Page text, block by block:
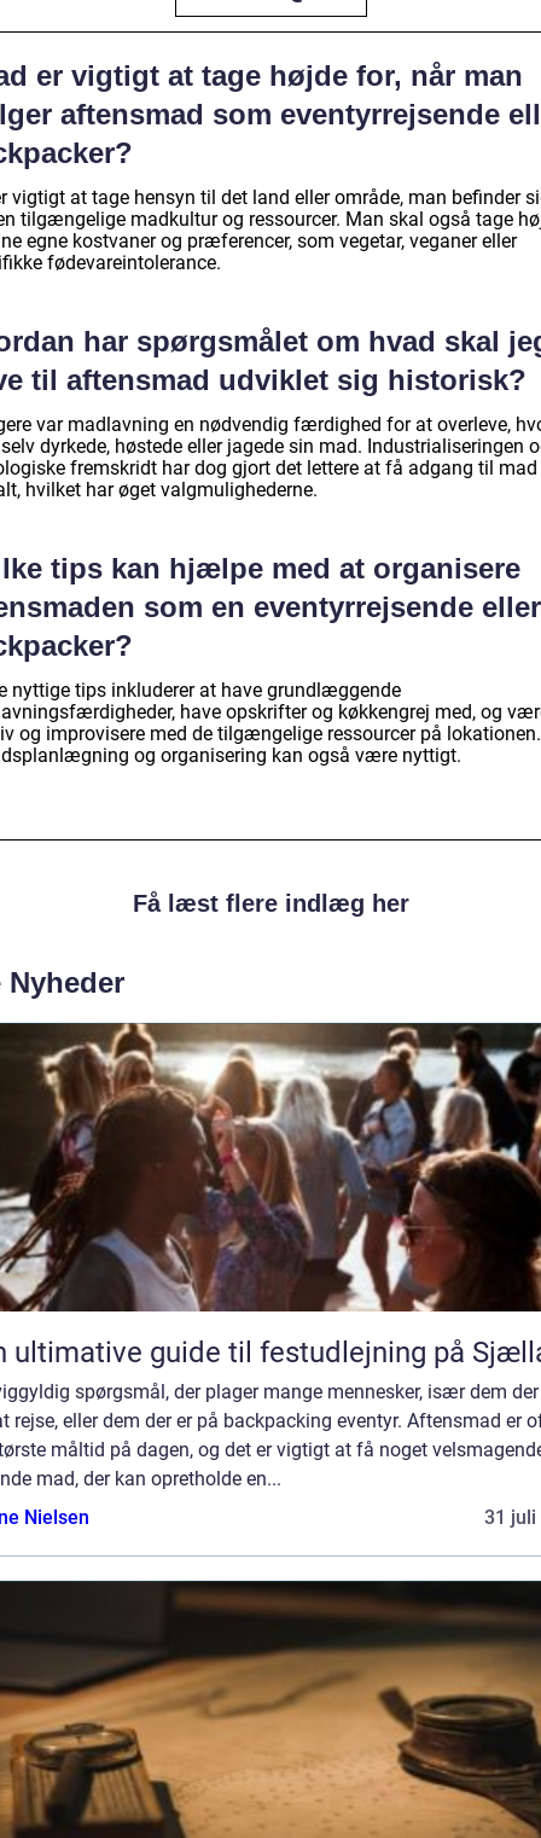
er vigtigt at tage højde for, når man
aftensmad som eventyrrejsende
vigtigt at tage hensyn til det land eller område, man befinder
tilgængelige madkultur og ressourcer. Man skal også tage
egne kostvaner og præferencer, som vegetar, veganer eller
fødevareintolerance.
har spørgsmålet om hvad skal
til aftensmad udviklet sig historisk?
var madlavning en nødvendig færdighed for at overleve,
dyrkede, høstede eller jagede sin mad. Industrialiseringen
fremskridt har dog gjort det lettere at få adgang til mad
hvilket har øget valgmulighederne.
tips kan hjælpe med at organisere
som en eventyrrejsende eller
nyttige tips inkluderer at have grundlæggende
have opskrifter og køkkengrej med, og
og improvisere med de tilgængelige ressourcer på lokationen.
og organisering kan også være nyttigt.
Få læst flere indlæg her
Nyheder
ultimative guide til festudlejning på
spørgsmål, der plager mange mennesker, især dem der
rejse, eller dem der er på backpacking eventyr. Aftensmad er
måltid på dagen, og det er vigtigt at få noget
mad, der kan opretholde en...
Nielsen
31 juli